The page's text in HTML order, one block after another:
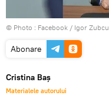
© Photo : Facebook / Igor Zubcu
Abonare
Cristina Baș
Materialele autorului